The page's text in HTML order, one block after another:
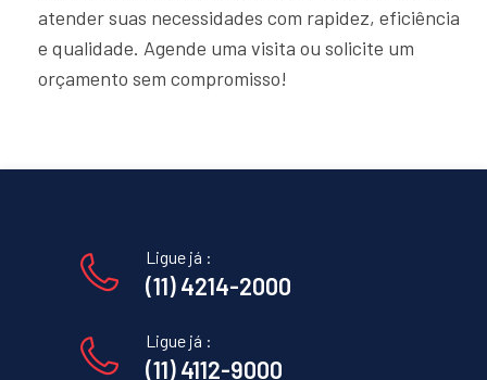
atender suas necessidades com rapidez, eficiência
e qualidade. Agende uma visita ou solicite um
orçamento sem compromisso!
Ligue já :
(11) 4214-2000
Ligue já :
(11) 4112-9000